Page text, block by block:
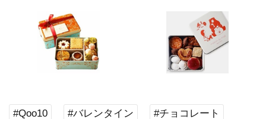
#Qoo10 #バレンタイン #チョコレート